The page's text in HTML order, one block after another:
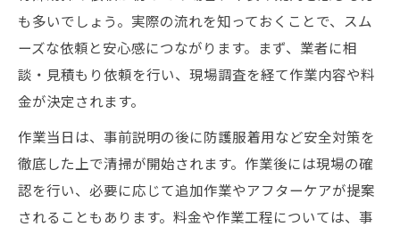
も多いでしょう。実際の流れを知っておくことで、スム
ーズな依頼と安心感につながります。まず、業者に相
談・見積もり依頼を行い、現場調査を経て作業内容や料
金が決定されます。
作業当日は、事前説明の後に防護服着用など安全対策を
徹底した上で清掃が開始されます。作業後には現場の確
認を行い、必要に応じて追加作業やアフターケアが提案
されることもあります。料金や作業工程については、事